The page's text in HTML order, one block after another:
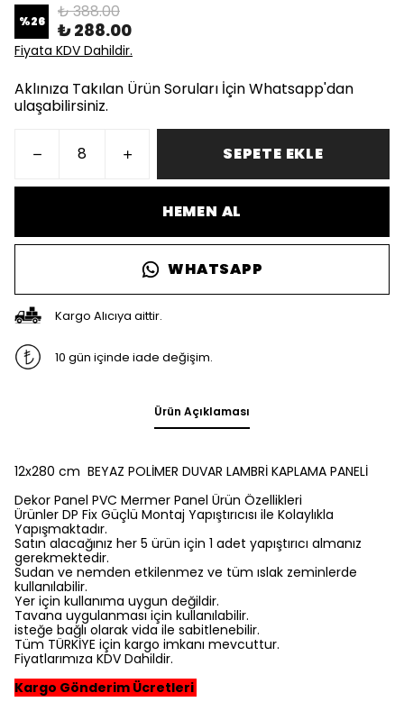
%26 ₺ 388.00
₺ 288.00
Fiyata KDV Dahildir.
Aklınıza Takılan Ürün Soruları İçin Whatsapp'dan
ulaşabilirsiniz.
SEPETE EKLE
HEMEN AL
WHATSAPP
Kargo Alıcıya aittir.
10 gün içinde iade değişim.
Ürün Açıklaması
12x280 cm BEYAZ POLİMER DUVAR LAMBRİ KAPLAMA PANELİ
Dekor Panel PVC Mermer Panel Ürün Özellikleri
Ürünler DP Fix Güçlü Montaj Yapıştırıcısı ile Kolaylıkla
Yapışmaktadır.
Satın alacağınız her 5 ürün için 1 adet yapıştırıcı almanız
gerekmektedir.
Sudan ve nemden etkilenmez ve tüm ıslak zeminlerde
kullanılabilir.
Yer için kullanıma uygun değildir.
Tavana uygulanması için kullanılabilir.
isteğe bağlı olarak vida ile sabitlenebilir.
Tüm TÜRKİYE için kargo imkanı mevcuttur.
Fiyatlarımıza KDV Dahildir.
Kargo Gönderim Ücretleri